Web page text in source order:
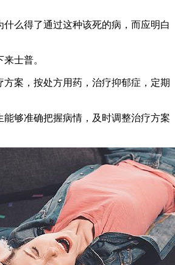
什么得了通过这种该死的病，而应明白
士普。
案，按处方用药，治疗抑郁症，定期
能够准确把握病情，及时调整治疗方案